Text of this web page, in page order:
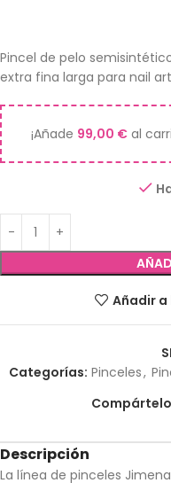
Pincel de pelo
extra fina larga para nail
¡Añade 99,00 € al
Añadir a
Categorías: Pinceles,
Descripción
La línea de pinceles